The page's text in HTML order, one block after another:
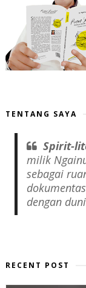
TENTANG SAYA
Spirit-
milik
sebagai
dengan
RECENT POST